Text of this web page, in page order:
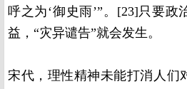
呼之为‘御史雨’”。[23]只要政
益，“灾异谴告”就会发生。
宋代，理性精神未能打消人们